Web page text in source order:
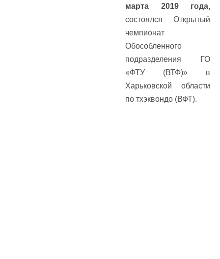
марта 2019 года,
состоялся Открытый
чемпионат
Обособленного
подразделения ГО
«ФТУ (ВТФ)» в
Харьковской области
по тхэквондо (ВФТ).